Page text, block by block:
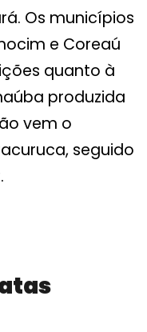
Os municípios
e Coreaú
quanto à
produzida
vem o
seguido